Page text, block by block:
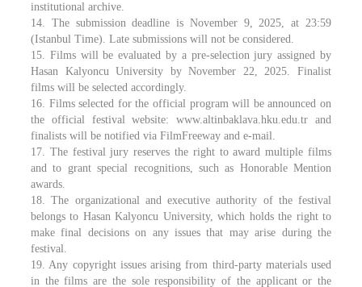
institutional archive.
14. The submission deadline is November 9, 2025, at 23:59
(Istanbul Time). Late submissions will not be considered.
15. Films will be evaluated by a pre-selection jury assigned by
Hasan Kalyoncu University by November 22, 2025. Finalist
films will be selected accordingly.
16. Films selected for the official program will be announced on
the official festival website: www.altinbaklava.hku.edu.tr and
finalists will be notified via FilmFreeway and e-mail.
17. The festival jury reserves the right to award multiple films
and to grant special recognitions, such as Honorable Mention
awards.
18. The organizational and executive authority of the festival
belongs to Hasan Kalyoncu University, which holds the right to
make final decisions on any issues that may arise during the
festival.
19. Any copyright issues arising from third-party materials used
in the films are the sole responsibility of the applicant or the